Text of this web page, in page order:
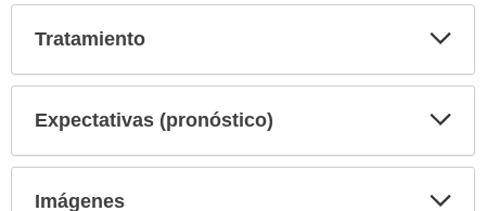
Tratamiento
Expectativas (pronóstico)
Imágenes